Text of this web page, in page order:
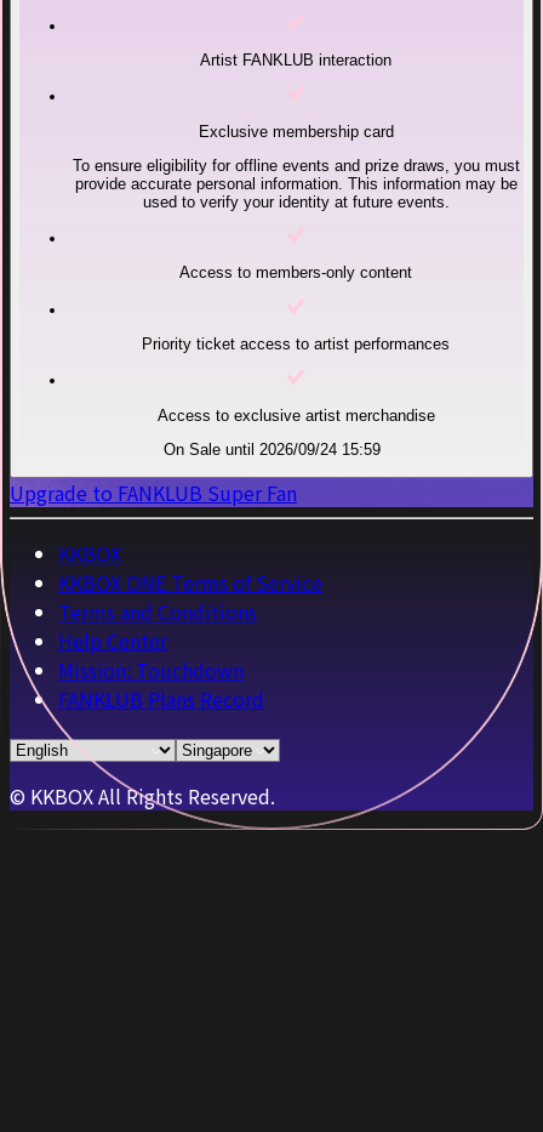
Artist FANKLUB interaction
Exclusive membership card
To ensure eligibility for offline events and prize draws, you must
provide accurate personal information. This information may be
used to verify your identity at future events.
Access to members-only content
Priority ticket access to artist performances
Access to exclusive artist merchandise
On Sale until 2026/09/24 15:59
Upgrade to FANKLUB Super Fan
KKBOX
KKBOX ONE Terms of Service
Terms and Conditions
Help Center
Mission: Touchdown
FANKLUB Plans Record
© KKBOX All Rights Reserved.